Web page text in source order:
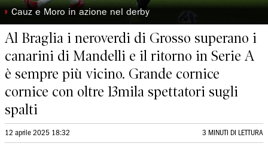
◗ Cauz e Moro in azione nel derby
Al Braglia i neroverdi di Grosso superano i
canarini di Mandelli e il ritorno in Serie A
è sempre più vicino. Grande cornice
cornice con oltre 13mila spettatori sugli
spalti
12 aprile 2025 18:32 3 MINUTI DI LETTURA